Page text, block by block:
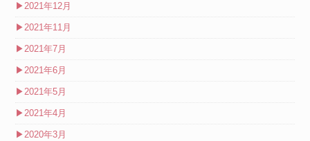
▶2021年12月
▶2021年11月
▶2021年7月
▶2021年6月
▶2021年5月
▶2021年4月
▶2020年3月